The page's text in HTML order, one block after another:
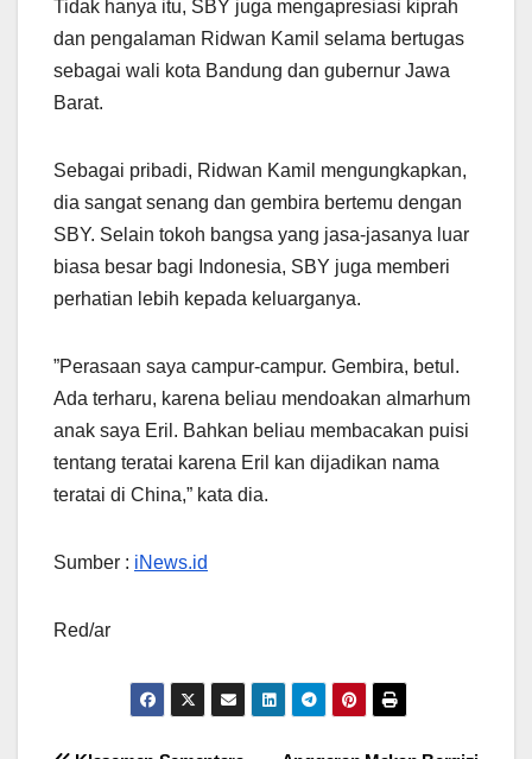
Tidak hanya itu, SBY juga mengapresiasi kiprah
dan pengalaman Ridwan Kamil selama bertugas
sebagai wali kota Bandung dan gubernur Jawa
Barat.
Sebagai pribadi, Ridwan Kamil mengungkapkan,
dia sangat senang dan gembira bertemu dengan
SBY. Selain tokoh bangsa yang jasa-jasanya luar
biasa besar bagi Indonesia, SBY juga memberi
perhatian lebih kepada keluarganya.
”Perasaan saya campur-campur. Gembira, betul.
Ada terharu, karena beliau mendoakan almarhum
anak saya Eril. Bahkan beliau membacakan puisi
tentang teratai karena Eril kan dijadikan nama
teratai di China,” kata dia.
Sumber : iNews.id
Red/ar